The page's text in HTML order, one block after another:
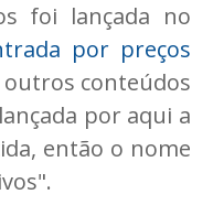
foi lançada no
por preços
conteúdos
por aqui a
então o nome